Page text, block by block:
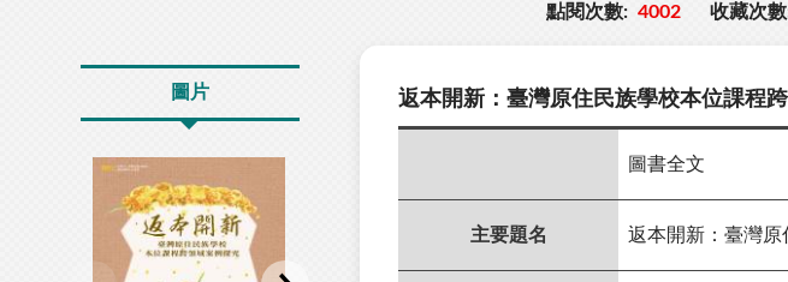
點閱次數: 4002 收藏次
圖片 返本開新：臺灣原住民族學校本位課程
圖書全文
主要題名 返本開新：臺灣